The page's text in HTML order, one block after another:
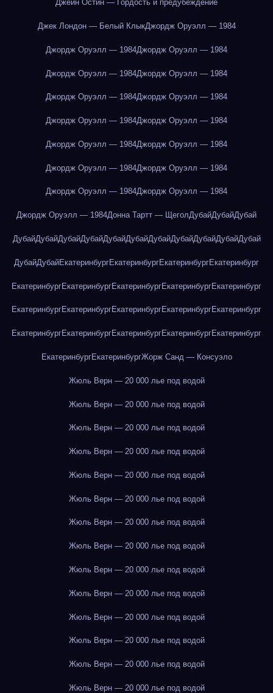
Джейн Остин — Гордость и предубеждение
Джек Лондон — Белый КлыкДжордж Оруэлл — 1984
Джордж Оруэлл — 1984Джордж Оруэлл — 1984
Джордж Оруэлл — 1984Джордж Оруэлл — 1984
Джордж Оруэлл — 1984Джордж Оруэлл — 1984
Джордж Оруэлл — 1984Джордж Оруэлл — 1984
Джордж Оруэлл — 1984Джордж Оруэлл — 1984
Джордж Оруэлл — 1984Джордж Оруэлл — 1984
Джордж Оруэлл — 1984Джордж Оруэлл — 1984
Джордж Оруэлл — 1984Донна Тартт — ЩеголДубайДубайДубай
ДубайДубайДубайДубайДубайДубайДубайДубайДубайДубайДубай
ДубайДубайЕкатеринбургЕкатеринбургЕкатеринбургЕкатеринбург
ЕкатеринбургЕкатеринбургЕкатеринбургЕкатеринбургЕкатеринбург
ЕкатеринбургЕкатеринбургЕкатеринбургЕкатеринбургЕкатеринбург
ЕкатеринбургЕкатеринбургЕкатеринбургЕкатеринбургЕкатеринбург
ЕкатеринбургЕкатеринбургЖорж Санд — Консуэло
Жюль Верн — 20 000 лье под водой
Жюль Верн — 20 000 лье под водой
Жюль Верн — 20 000 лье под водой
Жюль Верн — 20 000 лье под водой
Жюль Верн — 20 000 лье под водой
Жюль Верн — 20 000 лье под водой
Жюль Верн — 20 000 лье под водой
Жюль Верн — 20 000 лье под водой
Жюль Верн — 20 000 лье под водой
Жюль Верн — 20 000 лье под водой
Жюль Верн — 20 000 лье под водой
Жюль Верн — 20 000 лье под водой
Жюль Верн — 20 000 лье под водой
Жюль Верн — 20 000 лье под водой